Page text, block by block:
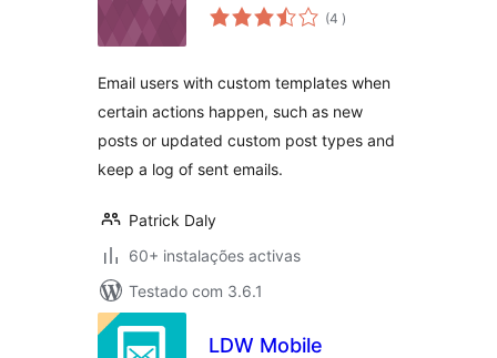
(4 classificações
)
Email users with custom templates when
certain actions happen, such as new
posts or updated custom post types and
keep a log of sent emails.
Patrick Daly
60+ instalações activas
Testado com 3.6.1
LDW Mobile